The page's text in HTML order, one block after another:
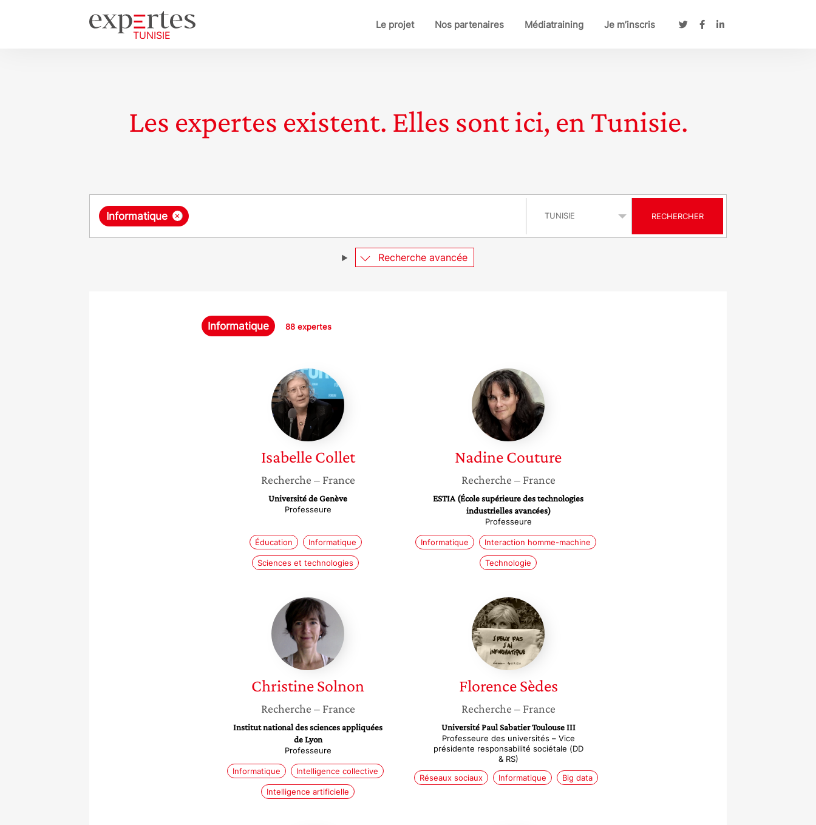
Le projet Nos partenaires Médiatraining Je m’inscris
Les expertes existent. Elles sont ici, en Tunisie.
Requête ×
Informatique RECHERCHER
Recherche avancée
Informatique 88 expertes
Isabelle
Collet
Isabelle Collet
Recherche – France
Université de Genève
Professeure
Éducation Informatique
Sciences et technologies
Nadine
Couture
NadineCouture
Recherche – France
ESTIA (École supérieure des technologies
industrielles avancées)
Professeure
Informatique Interaction homme-machine
Technologie
Christine
Solnon
ChristineSolnon
Recherche – France
Institut national des sciences appliquées
de Lyon
Professeure
Informatique Intelligence collective
Intelligence artificielle
Florence
Sèdes
Florence Sèdes
Recherche – France
Université Paul Sabatier Toulouse III
Professeure des universités – Vice
présidente responsabilité sociétale (DD
& RS)
Réseaux sociaux
Informatique Big data